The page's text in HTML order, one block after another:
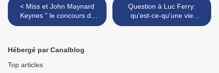
< Miss et John Maynard
Keynes " le concours de
beauté"
Question à Luc Ferry:
qu'est-ce-qu'une vie
réussie? >
Hébergé par Canalblog
Top articles